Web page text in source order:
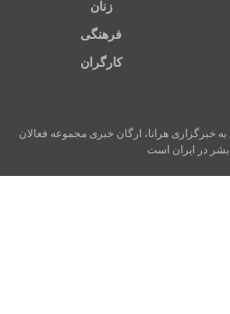
زنان
فرهنگی
کارگران
به خبرگزاری هرانا، ارگان خبری مجموعه فعالان
در ایران است